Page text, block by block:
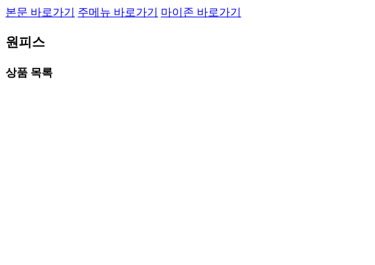
본문 바로가기 주메뉴 바로가기 마이존 바로가기
원피스
상품 목록